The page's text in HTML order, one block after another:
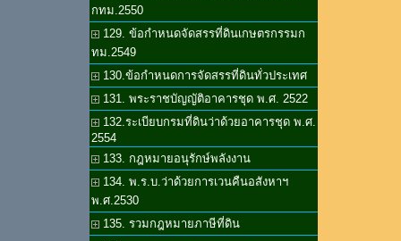
กทม.2550
129. ข้อกำหนดจัดสรรที่ดินเกษตรกรรมก
ทม.2549
130.ข้อกำหนดการจัดสรรที่ดินทั่วประเทศ
131. พระราชบัญญัติอาคารชุด พ.ศ. 2522
132.ระเบียบกรมที่ดินว่าด้วยอาคารชุด พ.ศ.
2554
133. กฎหมายอนุรักษ์พลังงาน
134. พ.ร.บ.ว่าด้วยการเวนคืนอสังหาฯ
พ.ศ.2530
135. รวมกฎหมายภาษีที่ดิน